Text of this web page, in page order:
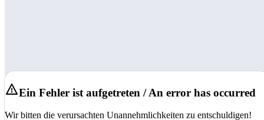
Ein Fehler ist aufgetreten / An error has occurred
Wir bitten die verursachten Unannehmlichkeiten zu entschuldigen!